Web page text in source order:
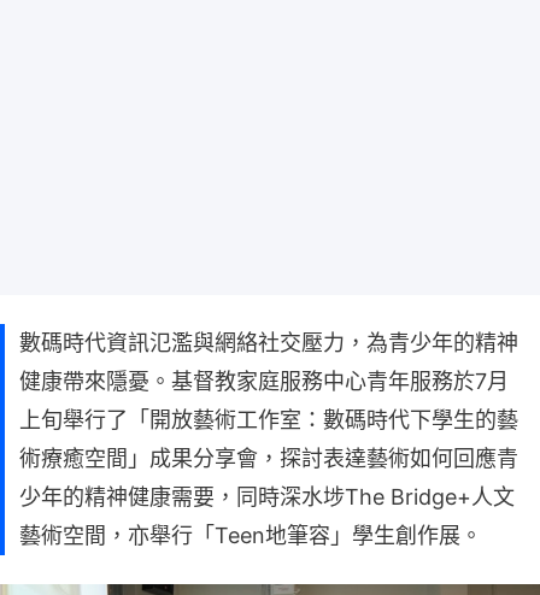
數碼時代資訊氾濫與網絡社交壓力，為青少年的精神
健康帶來隱憂。基督教家庭服務中心青年服務於7月
上旬舉行了「開放藝術工作室：數碼時代下學生的藝
術療癒空間」成果分享會，探討表達藝術如何回應青
少年的精神健康需要，同時深水埗The Bridge+人文
藝術空間，亦舉行「Teen地筆容」學生創作展。